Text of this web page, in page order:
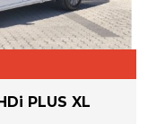
PLUS XL